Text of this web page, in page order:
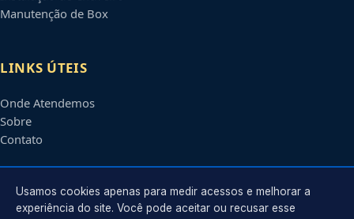
Manutenção de Box
LINKS ÚTEIS
Onde Atendemos
Sobre
Contato
CONTATO
Usamos cookies apenas para medir acessos e melhorar a
experiência do site. Você pode aceitar ou recusar esse